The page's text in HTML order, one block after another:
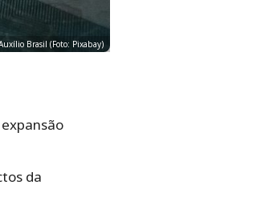
Brasil (Foto: Pixabay)
da